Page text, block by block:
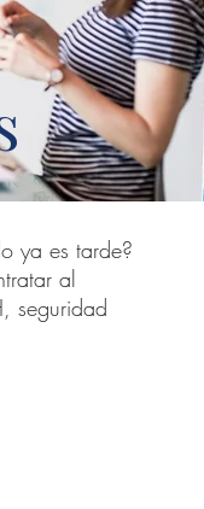
ya es tarde?
al
seguridad